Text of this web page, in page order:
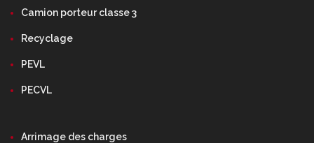
Camion porteur classe 3
Recyclage
PEVL
PECVL
Arrimage des charges